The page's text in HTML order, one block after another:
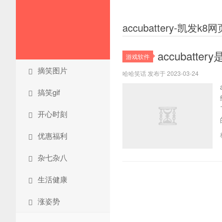
摘笑图片
搞笑gif
开心时刻
优惠福利
杂七杂八
生活健康
涨姿势
accubattery-凯发k8网
游戏软件 accubattery
哈哈笑话 发布于 2023-03-24